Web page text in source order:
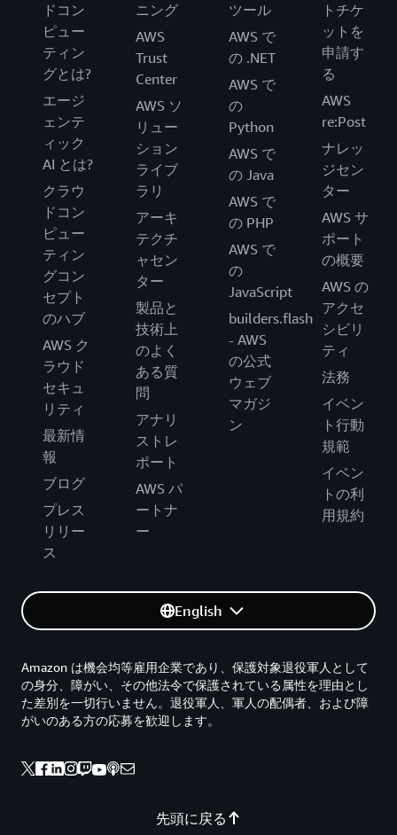
ドコン
ピュー
ティン
グとは?
エージ
ェンテ
ィック
AI とは?
クラウ
ドコン
ピュー
ティン
グコン
セプト
のハブ
AWS ク
ラウド
セキュ
リティ
最新情
報
ブログ
プレス
リリー
ス
ニング
AWS
Trust
Center
AWS ソ
リュー
ション
ライブ
ラリ
アーキ
テクチ
ャセン
ター
製品と
技術上
のよく
ある質
問
アナリ
ストレ
ポート
AWS パ
ートナ
ー
ツール
AWS で
の .NET
AWS で
の
Python
AWS で
の Java
AWS で
の PHP
AWS で
の
JavaScript
builders.flash
- AWS
の公式
ウェブ
マガジ
ン
トチケ
ットを
申請す
る
AWS
re:Post
ナレッ
ジセン
ター
AWS サ
ポート
の概要
AWS の
アクセ
シビリ
ティ
法務
イベン
ト行動
規範
イベン
トの利
用規約
English
先頭に戻る
Amazon は機会均等雇用企業であり、保護対象退役軍人として
の身分、障がい、その他法令で保護されている属性を理由とし
た差別を一切行いません。退役軍人、軍人の配偶者、および障
がいのある方の応募を歓迎します。